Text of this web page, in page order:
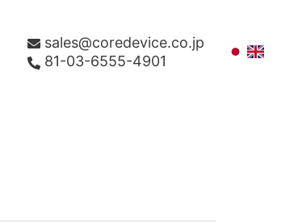
sales@coredevice.co.jp
81-03-6555-4901